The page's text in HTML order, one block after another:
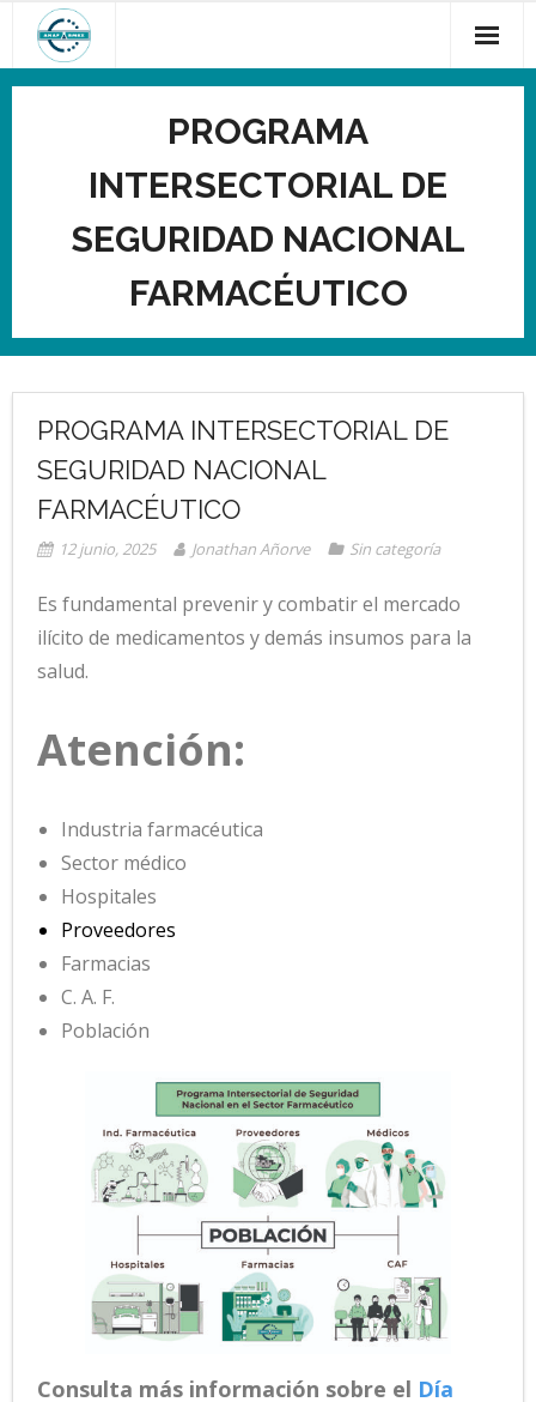
contenido
PROGRAMA
INTERSECTORIAL DE
SEGURIDAD NACIONAL
FARMACÉUTICO
PROGRAMA INTERSECTORIAL DE
SEGURIDAD NACIONAL
FARMACÉUTICO
12 junio, 2025 Jonathan Añorve Sin categoría
Es fundamental prevenir y combatir el mercado
ilícito de medicamentos y demás insumos para la
salud.
Atención:
Industria farmacéutica
Sector médico
Hospitales
Proveedores
Farmacias
C. A. F.
Población
Consulta más información sobre el Día